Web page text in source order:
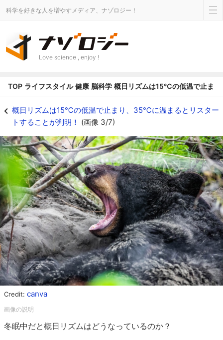
科学を好きな人を増やすメディア、ナゾロジー！
Love science , enjoy !
TOP ライフスタイル 健康 脳科学 概日リズムは15℃の低温で止ま
概日リズムは15℃の低温で止まり、35℃に温まるとリスター
トすることが判明！ (画像 3/7)
Credit: canva
冬眠中だと概日リズムはどうなっているのか？